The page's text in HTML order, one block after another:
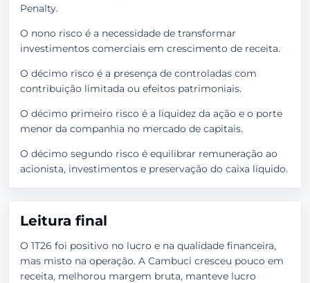
Penalty.
O nono risco é a necessidade de transformar
investimentos comerciais em crescimento de receita.
O décimo risco é a presença de controladas com
contribuição limitada ou efeitos patrimoniais.
O décimo primeiro risco é a liquidez da ação e o porte
menor da companhia no mercado de capitais.
O décimo segundo risco é equilibrar remuneração ao
acionista, investimentos e preservação do caixa líquido.
Leitura final
O 1T26 foi positivo no lucro e na qualidade financeira,
mas misto na operação. A Cambuci cresceu pouco em
receita, melhorou margem bruta, manteve lucro